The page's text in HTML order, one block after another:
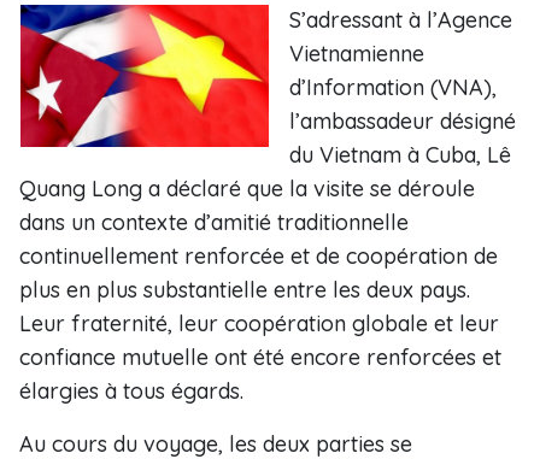
S’adressant à l’Agence
Vietnamienne
d’Information (VNA),
l’ambassadeur désigné
du Vietnam à Cuba, Lê
Quang Long a déclaré que la visite se déroule
dans un contexte d’amitié traditionnelle
continuellement renforcée et de coopération de
plus en plus substantielle entre les deux pays.
Leur fraternité, leur coopération globale et leur
confiance mutuelle ont été encore renforcées et
élargies à tous égards.
Au cours du voyage, les deux parties se